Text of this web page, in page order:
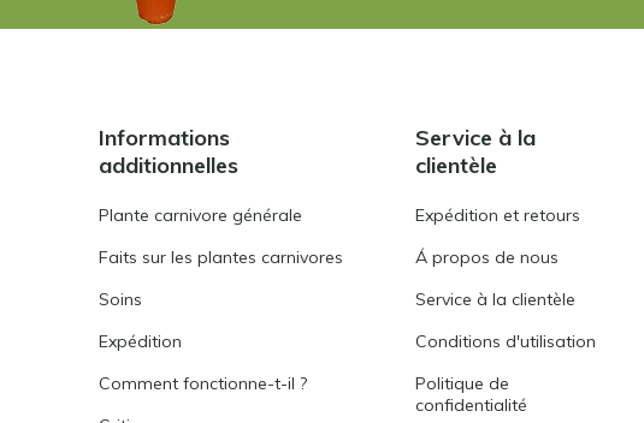
Informations
additionnelles
Plante carnivore générale
Faits sur les plantes carnivores
Soins
Expédition
Comment fonctionne-t-il ?
Service à la
clientèle
Expédition et retours
Á propos de nous
Service à la clientèle
Conditions d'utilisation
Politique de
confidentialité